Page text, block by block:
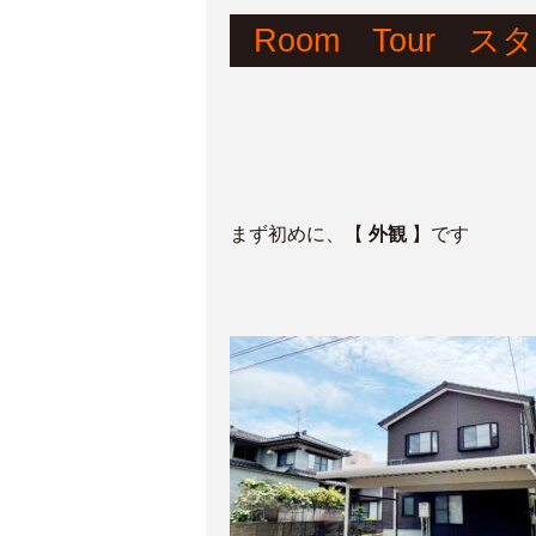
Room Tour スタ
まず初めに、 【 外観 】です